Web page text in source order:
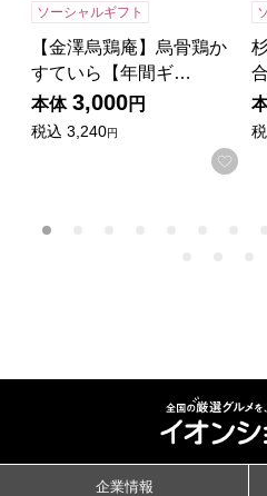
ソーシャルギフト
【金澤烏鶏庵】烏骨鶏か
すていら【年間ギ…
本体 3,000円
税込 3,240円
お
企業情報